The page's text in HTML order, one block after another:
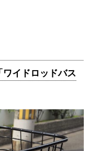
イドロッドバス